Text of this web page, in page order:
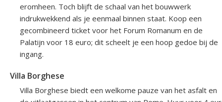
eromheen. Toch blijft de schaal van het bouwwerk
indrukwekkend als je eenmaal binnen staat. Koop een
gecombineerd ticket voor het Forum Romanum en de
Palatijn voor 18 euro; dit scheelt je een hoop gedoe bij de
ingang.
Villa Borghese
Villa Borghese biedt een welkome pauze van het asfalt en